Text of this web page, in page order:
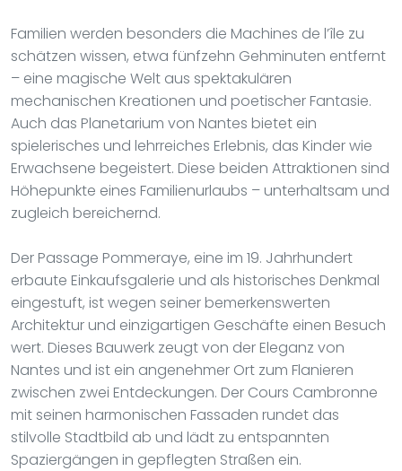
Familien werden besonders die Machines de l’île zu
schätzen wissen, etwa fünfzehn Gehminuten entfernt
– eine magische Welt aus spektakulären
mechanischen Kreationen und poetischer Fantasie.
Auch das Planetarium von Nantes bietet ein
spielerisches und lehrreiches Erlebnis, das Kinder wie
Erwachsene begeistert. Diese beiden Attraktionen sind
Höhepunkte eines Familienurlaubs – unterhaltsam und
zugleich bereichernd.
Der Passage Pommeraye, eine im 19. Jahrhundert
erbaute Einkaufsgalerie und als historisches Denkmal
eingestuft, ist wegen seiner bemerkenswerten
Architektur und einzigartigen Geschäfte einen Besuch
wert. Dieses Bauwerk zeugt von der Eleganz von
Nantes und ist ein angenehmer Ort zum Flanieren
zwischen zwei Entdeckungen. Der Cours Cambronne
mit seinen harmonischen Fassaden rundet das
stilvolle Stadtbild ab und lädt zu entspannten
Spaziergängen in gepflegten Straßen ein.